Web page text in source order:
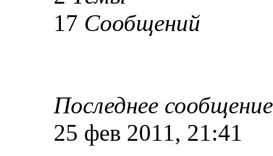
17 Сообщений
Последнее сообщение
25 фев 2011, 21:41